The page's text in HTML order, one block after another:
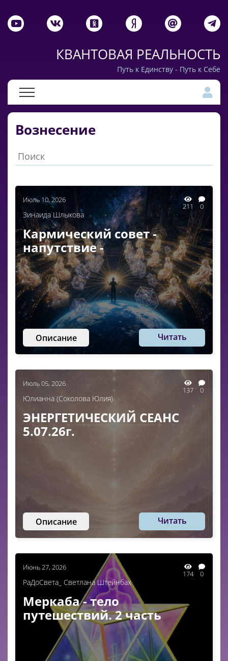
КВАНТОВАЯ РЕАЛЬНОСТЬ
Путь к Единству - Путь к Себе
Вознесение
Июль 10, 2026
211 0
Зинаида Шлыкова
Кармический совет -
напутствие -
Описание Читать
Июль 05, 2026
137 0
Юлианна (Соколова Юлия)
ЭНЕРГЕТИЧЕСКИЙ СЕАНС
5.07.26г.
Описание Читать
Июнь 27, 2026
174 0
РаДоСвета_ Светлана Штейнбах
Меркаба - тело
путешествий. 2 часть